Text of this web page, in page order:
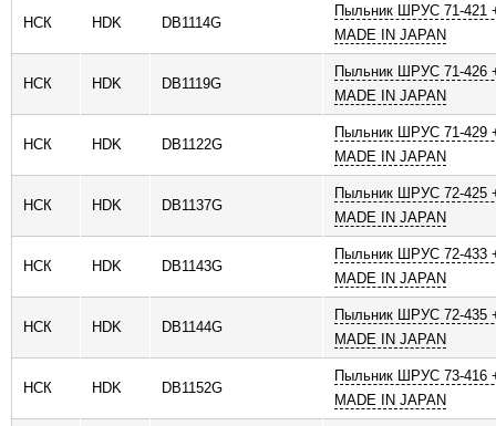
НСК HDK DB1114G
Пыльник ШРУС 71-421
MADE IN JAPAN
НСК HDK DB1119G
Пыльник ШРУС 71-426
MADE IN JAPAN
НСК HDK DB1122G
Пыльник ШРУС 71-429
MADE IN JAPAN
НСК HDK DB1137G
Пыльник ШРУС 72-425
MADE IN JAPAN
НСК HDK DB1143G
Пыльник ШРУС 72-433
MADE IN JAPAN
НСК HDK DB1144G
Пыльник ШРУС 72-435
MADE IN JAPAN
НСК HDK DB1152G
Пыльник ШРУС 73-416
MADE IN JAPAN